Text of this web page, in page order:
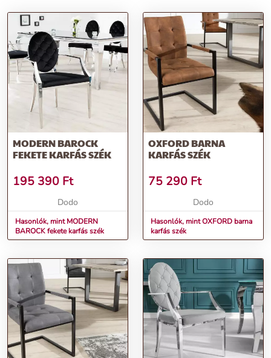
MODERN BAROCK
FEKETE KARFÁS SZÉK
195 390 Ft
Dodo
Hasonlók, mint MODERN
BAROCK fekete karfás szék
OXFORD BARNA
KARFÁS SZÉK
75 290 Ft
Dodo
Hasonlók, mint OXFORD barna
karfás szék